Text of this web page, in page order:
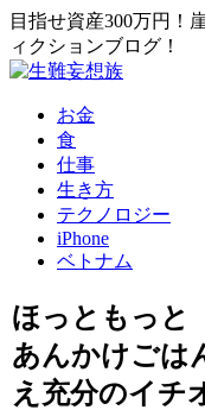
目指せ資産300万円！
ィクションブログ！
お金
食
仕事
生き方
テクノロジー
iPhone
ベトナム
ほっともっ
あんかけごは
え充分のイチ